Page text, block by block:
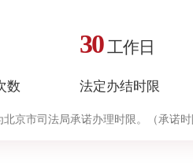
数
30工作日
法定办结时限
北京市司法局承诺办理时限。（承诺